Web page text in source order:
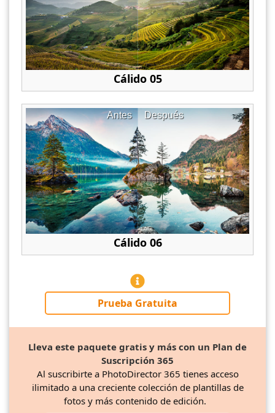
Cálido 05
Después
Antes
Cálido 06
Prueba Gratuita
Lleva este paquete gratis y más con un Plan de
Suscripción 365
Al suscribirte a PhotoDirector 365 tienes acceso
ilimitado a una creciente colección de plantillas de
fotos y más contenido de edición.